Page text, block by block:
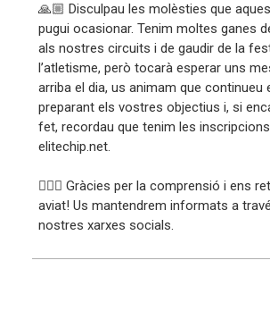
🙏🏼 Disculpau les molèsties que
pugui ocasionar. Tenim moltes ganes
als nostres circuits i de gaudir de la
l’atletisme, però tocarà esperar uns
arriba el dia, us animam que continueu
preparant els vostres objectius i, si
fet, recordau que tenim les
elitechip.net.
🏃🏻‍♀️ Gràcies per la comprensió i ens
aviat! Us mantendrem informats a
nostres xarxes socials.